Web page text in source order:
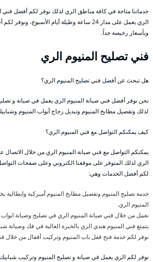
خدماتنا متاحة في كافة مناطق الري لذلك نوفر لكم أفضل فني
الري يعمل على مدار 24 ساعة وطيلة أيام الأسبوع،
وبأسعار رخيصة جداً.
فني تصليح المنيوم الري
هل تبحث عن أفضل فني تصليح المنيوم الري؟
نحن نوفر أفضل فني صيانة المنيوم الري يعمل في صيانة و
لذلك وتفصيل مطابخ المنيوم وتبديل زجاج أبواب المنيوم
كيف يمكنكم التواصل مع فني المنيوم الري؟
يمكنكم التواصل مع فني صيانة المنيوم الري من خلال الاتصال
الري لذلك المتوفر على موقعنا الكتروني وعلى صفحات
لكم أفضل الخدمات وهي:
خدمة تصليح المنيوم وتفصيل مطابخ المنيوم أميركية
المنيوم الري.
نعمل من خلال فني صيانة المنيوم الري في تصليح وصيانة ابواب
يتمتع فني المنيوم هندي الري بالخبرة العالية في فك وصيانة
نوفر لكم خدمة فتح قفل باب المنيوم وتركيب أقفال من خلال
نوفر لكم الري يعمل في صيانة و تصليح المنيوم وتركيب